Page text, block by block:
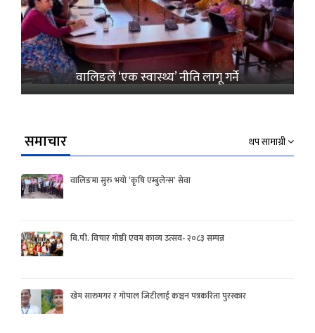
वालिङले ‘एक स्वास्थ्य’ नीति लागू गर्ने
समाचार थप सामाग्री
वालिङमा सुरु भयो ‘कृषि एम्बुलेन्स’ सेवा
बि.पी. विचार गोष्ठी एवम काव्य उत्सव- २०८३ सम्पन्न
खेम सारुमगर र गोपाल जिटीलाई कञ्चन पत्रकरिता पुरस्कार